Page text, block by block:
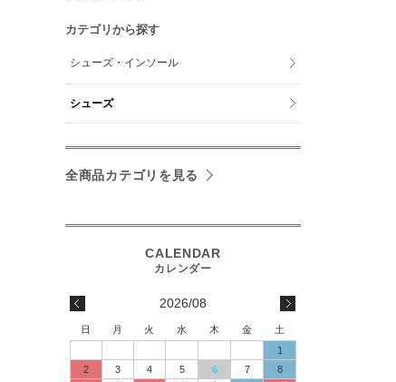
カテゴリから探す
シューズ・インソール
シューズ
全商品カテゴリを見る
2026/08
日 月 火 水 木 金
土
1
2
3 4 5 6 7
8